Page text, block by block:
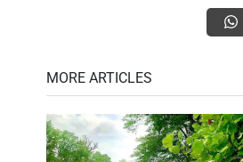
MORE ARTICLES